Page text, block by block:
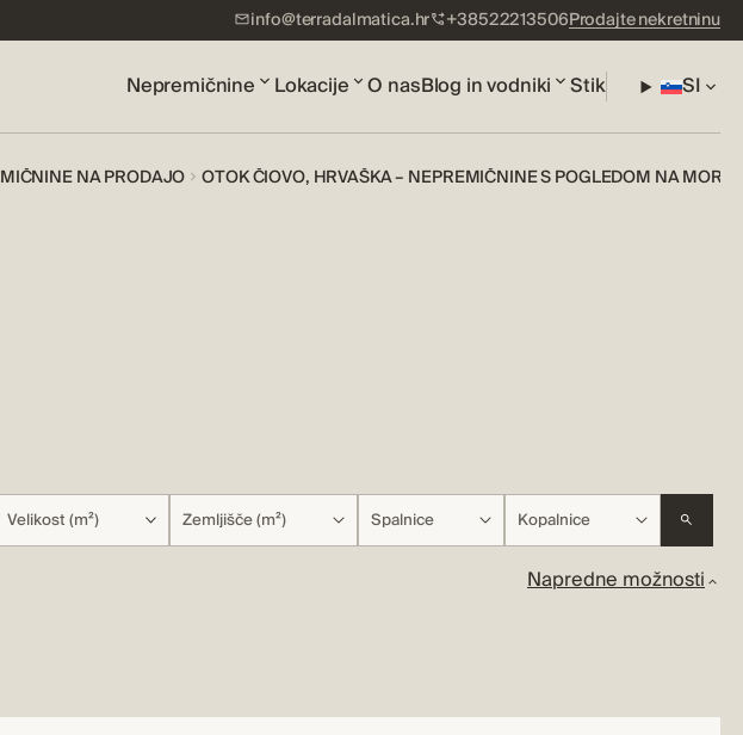
info@terradalmatica.hr +38522213506Prodajte nekretninu
Nepremičnine Lokacije O nasBlog in vodniki Stik SI
NA PRODAJO OTOK ČIOVO, HRVAŠKA – NEPREMIČNINE S POGLEDOM NA
Velikost (m²) Zemljišče (m²) Spalnice Kopalnice
Napredne možnosti